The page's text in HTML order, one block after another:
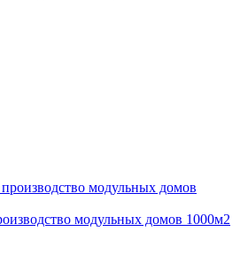
модульных домов 1000м2